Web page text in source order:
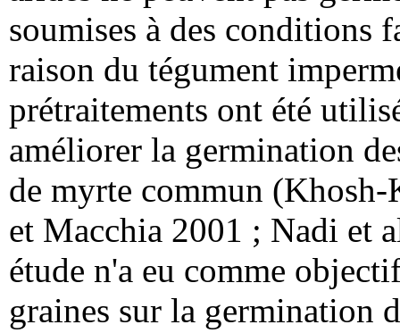
soumises à des conditions
raison du tégument
prétraitements ont été
améliorer la germination
de myrte commun
et Macchia 2001 ; Nadi et
étude n'a eu comme
graines sur la germination